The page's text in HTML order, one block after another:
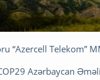
“Azercell Telekom”
Azərbaycan